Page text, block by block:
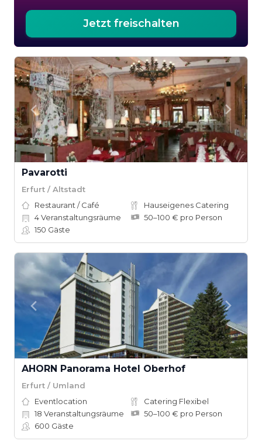
Jetzt freischalten
Pavarotti
Erfurt / Altstadt
Restaurant / Café
Hauseigenes Catering
4Veranstaltungsräume
50–100 € pro Person
150 Gäste
AHORN Panorama Hotel Oberhof
Erfurt / Umland
Eventlocation
Catering Flexibel
18 Veranstaltungsräume
50–100 € pro Person
600 Gäste